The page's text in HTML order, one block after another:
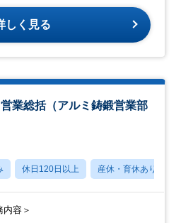
しく見る
業総括（アルミ鋳鍛営業部
休日120日以上 産休・育休あり
内容＞